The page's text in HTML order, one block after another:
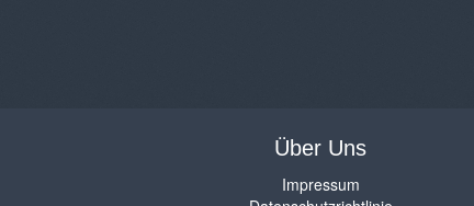
Über Uns
Impressum